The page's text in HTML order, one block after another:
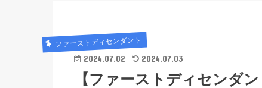
ファーストディセンダント
2024.07.02 2024.07.03
【ファーストディセンダ